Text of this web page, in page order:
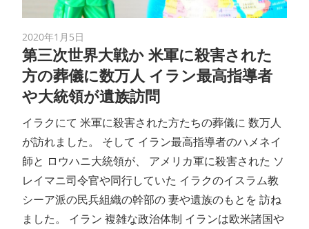
2020年1月5日
第三次世界大戦か 米軍に殺害された
方の葬儀に数万人 イラン最高指導者
や大統領が遺族訪問
イラクにて 米軍に殺害された方たちの葬儀に 数万人
が訪れました。 そして イラン最高指導者のハメネイ
師と ロウハニ大統領が、 アメリカ軍に殺害された ソ
レイマニ司令官や同行していた イラクのイスラム教
シーア派の民兵組織の幹部の 妻や遺族のもとを 訪ね
ました。 イラン 複雑な政治体制 イランは欧米諸国や